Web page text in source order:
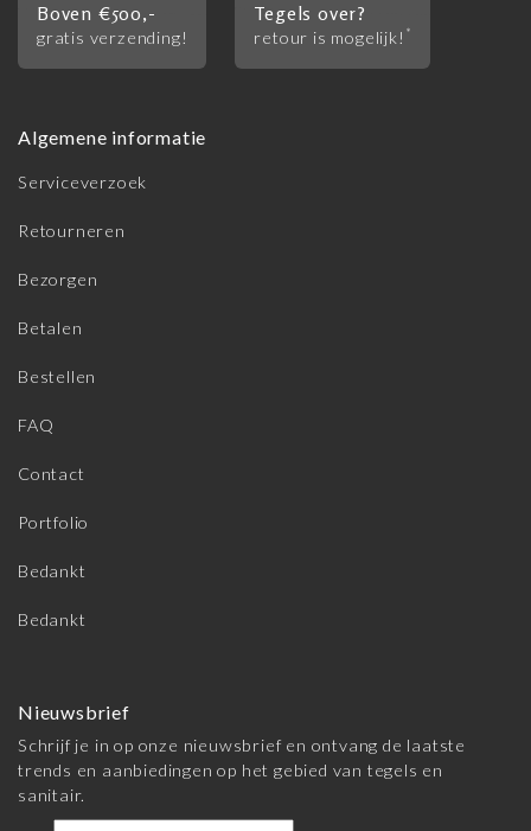
Boven €500,-
gratis verzending!
Tegels over?
retour is mogelijk! *
Algemene informatie
Serviceverzoek
Retourneren
Bezorgen
Betalen
Bestellen
FAQ
Contact
Portfolio
Bedankt
Bedankt
Nieuwsbrief
Schrijf je in op onze nieuwsbrief en ontvang de laatste
trends en aanbiedingen op het gebied van tegels en
sanitair.